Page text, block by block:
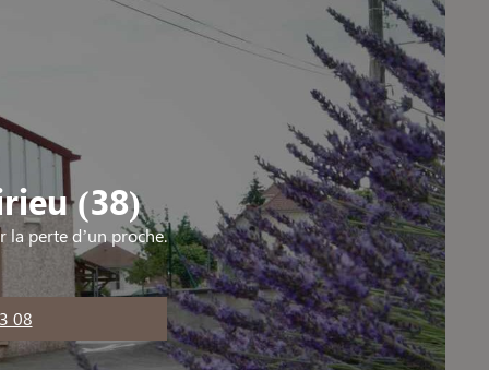
(38)
la perte d’un proche.
08